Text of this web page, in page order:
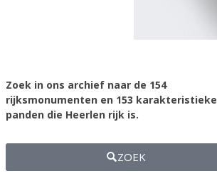
Zoek in ons archief naar de 154
rijksmonumenten en 153 karakteristieke
panden die Heerlen rijk is.
ZOEK